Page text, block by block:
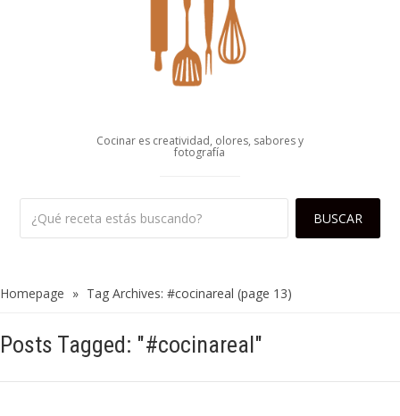
Cocinar es creatividad, olores, sabores y
fotografía
Homepage » Tag Archives: #cocinareal (page 13)
Posts Tagged: "#cocinareal"